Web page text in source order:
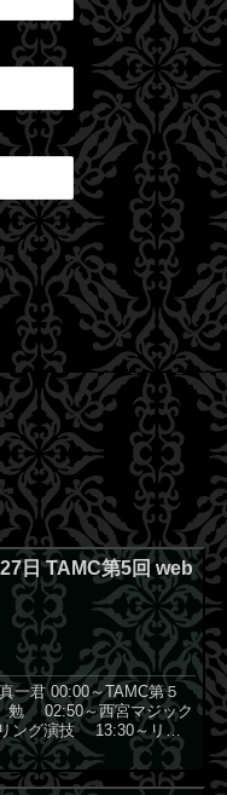
日 TAMC第5回 web
一君 00:00～TAMC第５
勉 02:50～西宮マジック
ング演技 13:30～リン